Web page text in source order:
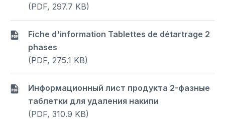
(PDF, 297.7 KB)
Fiche d'information Tablettes de détartrage 2
phases
(PDF, 275.1 KB)
Информационный лист продукта 2-фазные
таблетки для удаления накипи
(PDF, 310.9 KB)